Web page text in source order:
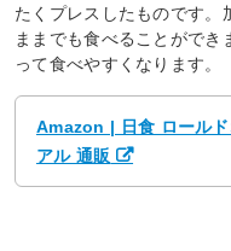
たくプレスしたものです。
ままでも食べることができ
って食べやすくなります。
Amazon | 日食 ロール
アル 通販